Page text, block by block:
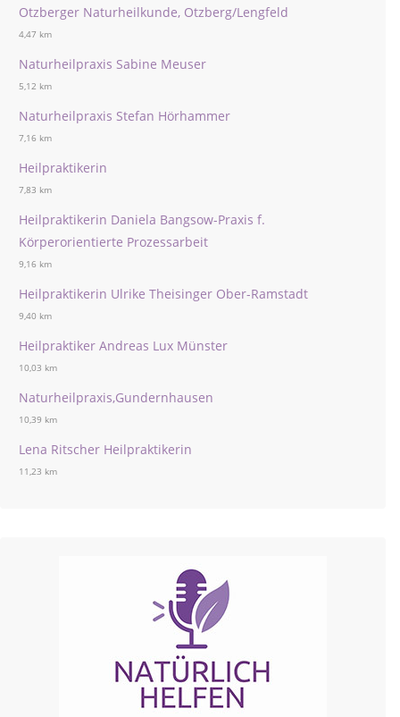
Otzberger Naturheilkunde, Otzberg/Lengfeld
4,47 km
Naturheilpraxis Sabine Meuser
5,12 km
Naturheilpraxis Stefan Hörhammer
7,16 km
Heilpraktikerin
7,83 km
Heilpraktikerin Daniela Bangsow-Praxis f.
Körperorientierte Prozessarbeit
9,16 km
Heilpraktikerin Ulrike Theisinger Ober-Ramstadt
9,40 km
Heilpraktiker Andreas Lux Münster
10,03 km
Naturheilpraxis,Gundernhausen
10,39 km
Lena Ritscher Heilpraktikerin
11,23 km